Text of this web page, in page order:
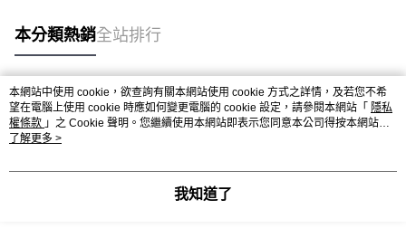
本分類熱銷全站排行
熱門標籤
本網站中使用 cookie，欲查詢有關本網站使用 cookie 方式之詳情，及若您不希
望在電腦上使用 cookie 時應如何變更電腦的 cookie 設定，請參閱本網站「 隱私
權條款 」之 Cookie 聲明。您繼續使用本網站即表示您同意本公司得按本網站使
用條款之 Cookie 聲明使用 cookie。
了解更多 >
我知道了